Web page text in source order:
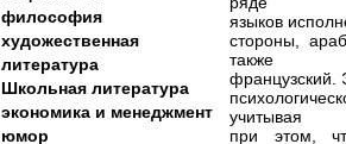
философия
художественная
литература
Школьная литература
экономика и менеджмент
юмор
языков
стороны,
также
французский.
учитывая
при этом,